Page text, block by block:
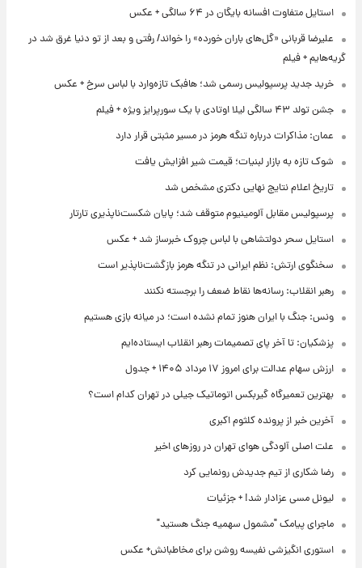
استایل متفاوت افسانه بایگان در ۶۴ سالگی + عکس
علیرضا قربانی «گل‌های باران خورده» را خواند/ رفتی و بعد از تو دنیا غرق شد در
گریه‌هایم + فیلم
خرید جدید پرسپولیس رسمی شد؛ هافبک تازه‌وارد با لباس سرخ + عکس
جشن تولد ۴۳ سالگی لیلا اوتادی با یک سورپرایز ویژه + فیلم
عمان: مذاکرات درباره تنگه هرمز در مسیر مثبتی قرار دارد
شوک تازه به بازار لبنیات؛ قیمت شیر افزایش یافت
تاریخ اعلام نتایج نهایی دکتری مشخص شد
پرسپولیس مقابل آلومینیوم متوقف شد؛ پایان شکست‌ناپذیری تارتار
استایل سحر دولتشاهی با لباس چروک خبرساز شد + عکس
سخنگوی ارتش: نظم ایرانی در تنگه هرمز بازگشت‌ناپذیر است
رهبر انقلاب: رسانه‌ها نقاط ضعف را برجسته نکنند
ونس: جنگ با ایران هنوز تمام نشده است؛ در میانه بازی هستیم
پزشکیان: تا آخر پای تصمیمات رهبر انقلاب ایستاده‌ایم
ارزش سهام عدالت برای امروز ۱۷ مرداد ۱۴۰۵ + جدول
بهترین تعمیرگاه گیربکس اتوماتیک جیلی در تهران کدام است؟
آخرین خبر از پرونده کلثوم اکبری
علت اصلی آلودگی هوای تهران در روزهای اخیر
رضا شکاری از تیم جدیدش رونمایی کرد
لیونل مسی عزادار شد! + جزئیات
ماجرای پیامک "مشمول سهمیه جنگ هستید"
استوری انگیزشی نفیسه روشن برای مخاطبانش+ عکس